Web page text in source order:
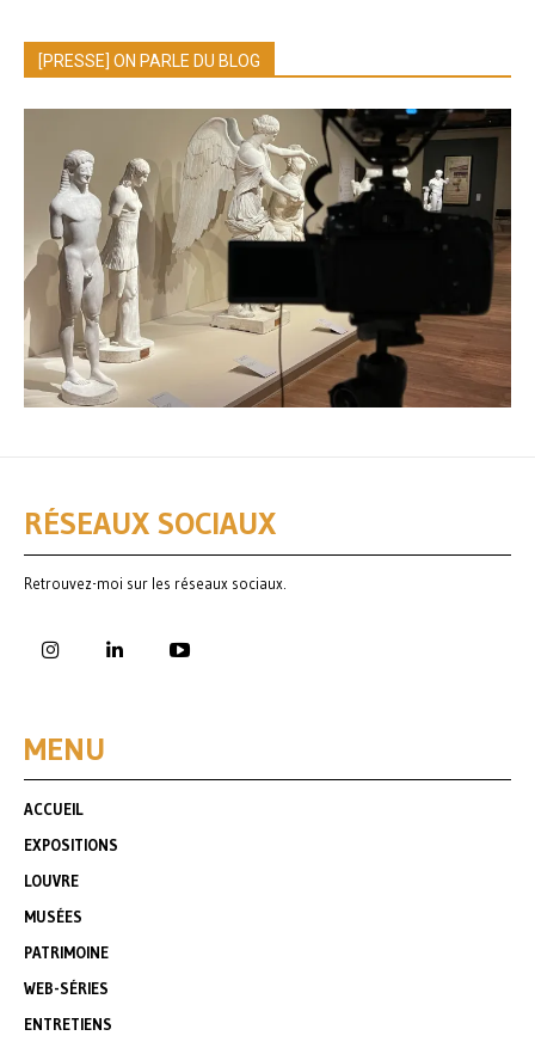
[PRESSE] ON PARLE DU BLOG
RÉSEAUX SOCIAUX
Retrouvez-moi sur les réseaux sociaux.
MENU
ACCUEIL
EXPOSITIONS
LOUVRE
MUSÉES
PATRIMOINE
WEB-SÉRIES
ENTRETIENS